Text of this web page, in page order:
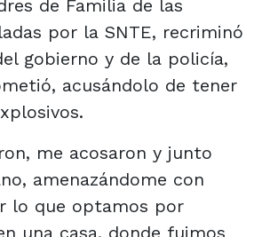
de Familia de las
por la SNTE, recriminó
gobierno y de la policía,
acusándolo de tener
me acosaron y junto
amenazándome con
lo que optamos por
una casa, donde fuimos